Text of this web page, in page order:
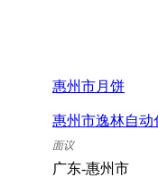
惠州市月饼
惠州市逸林自动
有限公司
面议
广东-惠州市